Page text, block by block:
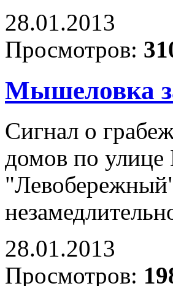
28.01.2013
Просмотров:
Мышеловка
Сигнал о
домов по улице
28.01.2013
Просмотров: